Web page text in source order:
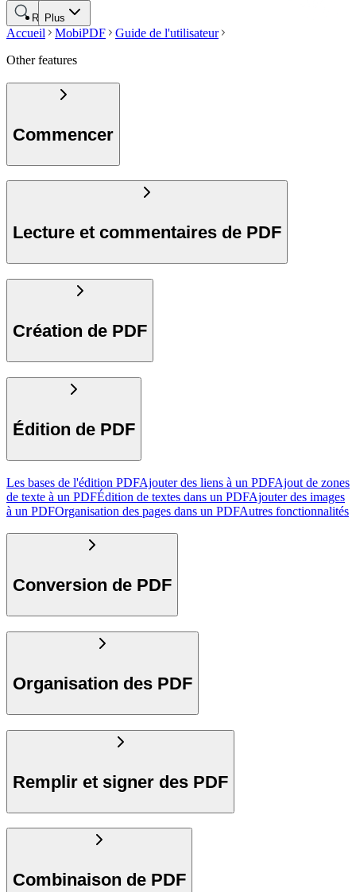
Plus
Rechercher
Accueil MobiPDF
Guide de l'utilisateur
Other features
Commencer
Lecture et commentaires de PDF
Création de PDF
Édition de PDF
Les bases de l'édition PDFAjouter des liens à un PDFAjout de zones
de texte à un PDFÉdition de textes dans un PDFAjouter des images
à un PDFOrganisation des pages dans un PDFAutres fonctionnalités
Conversion de PDF
Organisation des PDF
Remplir et signer des PDF
Combinaison de PDF